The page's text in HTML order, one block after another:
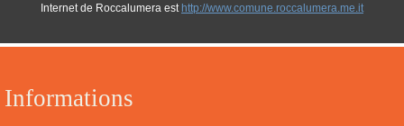
Informations
Internet de Roccalumera est http://www.comune.roccalumera.me.it